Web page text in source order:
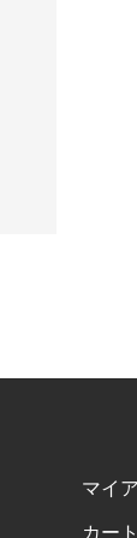
マイ
カー